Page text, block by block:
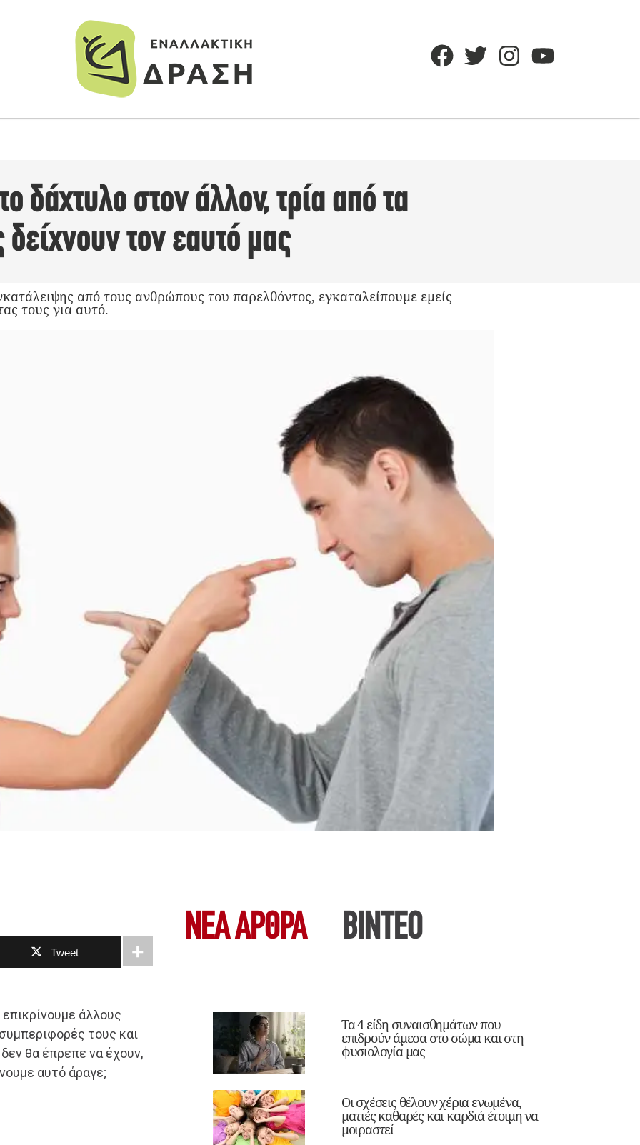
δάχτυλο στον άλλον, τρία από τα
τον εαυτό μας
από τους ανθρώπους του παρελθόντος, εγκαταλείπουμε εμείς
τους για αυτό.
Tweet
άλλους
τους και
θα έπρεπε να έχουν,
αυτό άραγε;
ΝΕΑ ΆΡΘΡΑ ΒΙΝΤΕΟ
Τα 4 είδη συναισθημάτων που
επιδρούν άμεσα στο σώμα και στη
φυσιολογία μας
Οι σχέσεις θέλουν χέρια ενωμένα,
ματιές καθαρές και καρδιά έτοιμη να
μοιραστεί